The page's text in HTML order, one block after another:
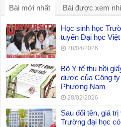
Bài mới nhất Bài được xem
Học sinh học
tuyển Đại học
28/04/2026
Bộ Y tế thu hồi
dược của Công
Phương Nam
28/02/2026
Sau đổi tên, giá
Trường đại học